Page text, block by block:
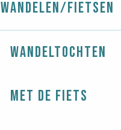
Wandelen/Fietsen
Wandeltochten
Met de fiets